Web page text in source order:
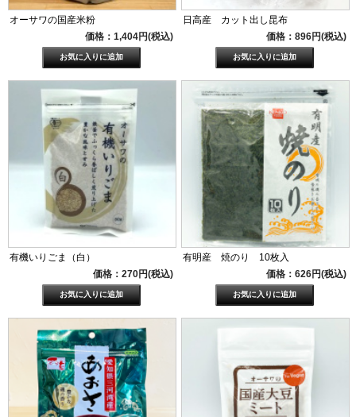
オーサワの国産米粉
価格：1,404円(税込)
日高産 カット出し昆布
価格：896円(税込)
有機いりごま（白）
価格：270円(税込)
有明産 焼のり 10枚入
価格：626円(税込)